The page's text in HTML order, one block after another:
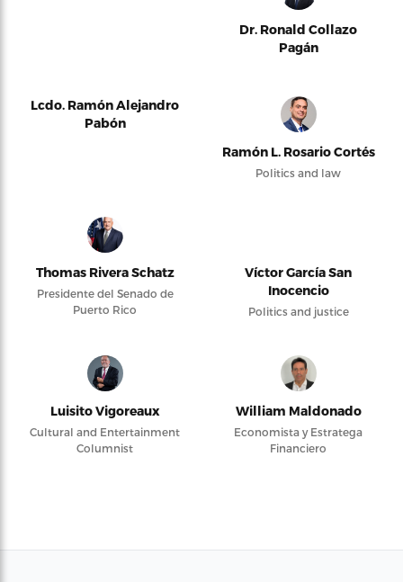
Dr. Ronald Collazo
Pagán
Lcdo. Ramón Alejandro
Pabón
Ramón L. Rosario Cortés
Politics and law
Thomas Rivera Schatz
Presidente del Senado de
Puerto Rico
Víctor García San
Inocencio
Politics and justice
Luisito Vigoreaux
Cultural and Entertainment
Columnist
William Maldonado
Economista y Estratega
Financiero